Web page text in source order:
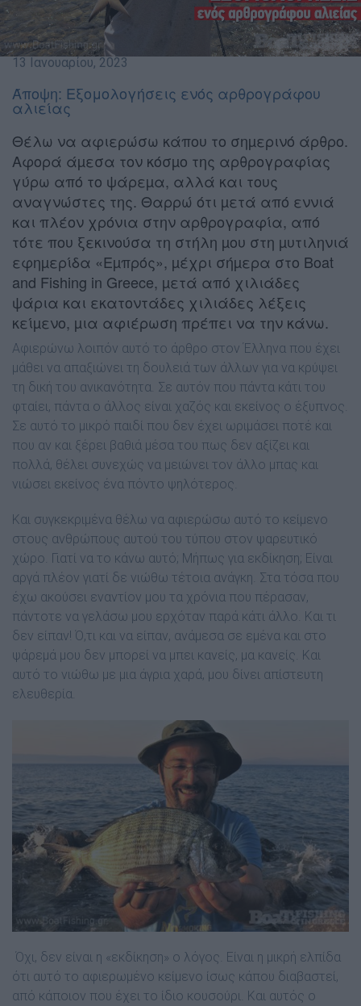
13 Ιανουαρίου, 2023
Άποψη: Εξομολογήσεις ενός αρθρογράφου
αλιείας
Θέλω να αφιερώσω κάπου το σηµερινό άρθρο.
Αφορά άµεσα τον κόσµο της αρθρογραφίας
γύρω από το ψάρεµα, αλλά και τους
αναγνώστες της. Θαρρώ ότι µετά από εννιά
και πλέον χρόνια στην αρθρογραφία, από
τότε που ξεκινούσα τη στήλη µου στη µυτιληνιά
εφηµερίδα «Εµπρός», µέχρι σήµερα στο Boat
and Fishing in Greece, µετά από χιλιάδες
ψάρια και εκατοντάδες χιλιάδες λέξεις
κείµενο, µια αφιέρωση πρέπει να την κάνω.
Αφιερώνω λοιπόν αυτό το άρθρο στον Έλληνα που έχει
µάθει να απαξιώνει τη δουλειά των άλλων για να κρύψει
τη δική του ανικανότητα. Σε αυτόν που πάντα κάτι του
φταίει, πάντα ο άλλος είναι χαζός και εκείνος ο έξυπνος.
Σε αυτό το µικρό παιδί που δεν έχει ωριµάσει ποτέ και
που αν και ξέρει βαθιά µέσα του πως δεν αξίζει και
πολλά, θέλει συνεχώς να µειώνει τον άλλο µπας και
νιώσει εκείνος ένα πόντο ψηλότερος.
Και συγκεκριµένα θέλω να αφιερώσω αυτό το κείµενο
στους ανθρώπους αυτού του τύπου στον ψαρευτικό
χώρο. Γιατί να το κάνω αυτό; Μήπως για εκδίκηση; Είναι
αργά πλέον γιατί δε νιώθω τέτοια ανάγκη. Στα τόσα που
έχω ακούσει εναντίον µου τα χρόνια που πέρασαν,
πάντοτε να γελάσω µου ερχόταν παρά κάτι άλλο. Και τι
δεν είπαν! Ό,τι και να είπαν, ανάµεσα σε εµένα και στο
ψάρεµά µου δεν µπορεί να µπει κανείς, µα κανείς. Και
αυτό το νιώθω µε µια άγρια χαρά, µου δίνει απίστευτη
ελευθερία.
Όχι, δεν είναι η «εκδίκηση» ο λόγος. Είναι η µικρή ελπίδα
ότι αυτό το αφιερωµένο κείµενο ίσως κάπου διαβαστεί,
από κάποιον που έχει το ίδιο κουσούρι. Και αυτός ο